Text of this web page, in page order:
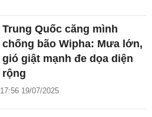
Trung Quốc căng mình
chống bão Wipha: Mưa lớn,
gió giật mạnh đe dọa diện
rộng
17:56 19/07/2025